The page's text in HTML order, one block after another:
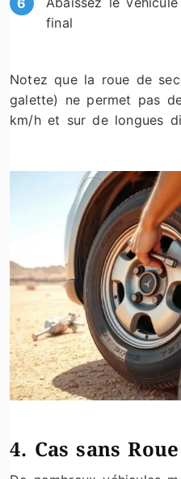
final
Notez que la roue de
galette) ne permet pas
km/h et sur de longues
4. Cas sans